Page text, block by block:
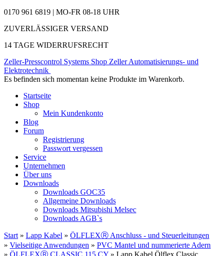
0170 961 6819 | MO-FR 08-18 UHR
ZUVERLÄSSIGER VERSAND
14 TAGE WIDERRUFSRECHT
Zeller-Presscontrol Systems Shop Zeller Automatisierungs- und
Elektrotechnik
Es befinden sich momentan keine Produkte im Warenkorb.
Startseite
Shop
Mein Kundenkonto
Blog
Forum
Registrierung
Passwort vergessen
Service
Unternehmen
Über uns
Downloads
Downloads GOC35
Allgemeine Downloads
Downloads Mitsubishi Melsec
Downloads AGB`s
Start » Lapp Kabel » ÖLFLEXⓇ Anschluss - und Steuerleitungen
» Vielseitige Anwendungen » PVC Mantel und nummerierte Adern
» ÖLFLEXⓇ CLASSIC 115 CY » Lapp Kabel Ölflex Classic